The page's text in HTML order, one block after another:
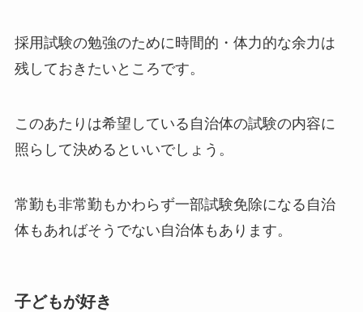
採用試験の勉強のために時間的・体力的な余力は
残しておきたいところです。
このあたりは希望している自治体の試験の内容に
照らして決めるといいでしょう。
常勤も非常勤もかわらず一部試験免除になる自治
体もあればそうでない自治体もあります。
子どもが好き